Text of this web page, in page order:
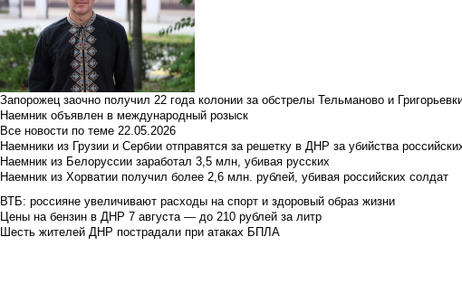
Запорожец заочно получил 22 года колонии за обстрелы Тельманово и
Наемник объявлен в международный розыск
Все новости по теме 22.05.2026
Наемники из Грузии и Сербии отправятся за решетку в ДНР за убийства
Наемник из Белоруссии заработал 3,5 млн, убивая русских
Наемник из Хорватии получил более 2,6 млн. рублей, убивая российских солдат
ВТБ: россияне увеличивают расходы на спорт и здоровый образ жизни
Цены на бензин в ДНР 7 августа — до 210 рублей за литр
Шесть жителей ДНР пострадали при атаках БПЛА